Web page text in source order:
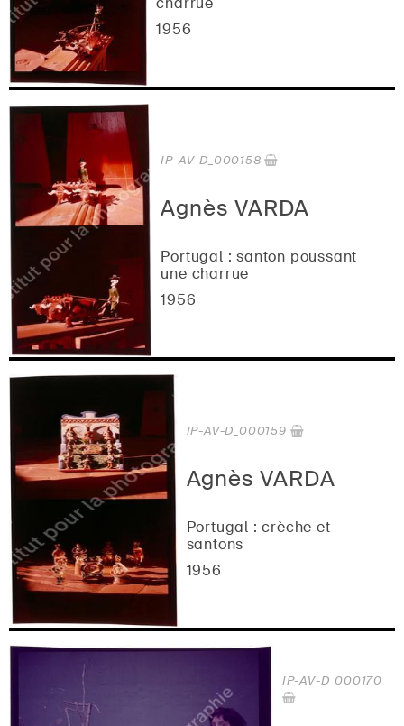
1956
Agnès VARDA
Portugal : santon poussant
une charrue
1956
IP-AV-D_000158
Agnès VARDA
Portugal : crèche et
santons
1956
IP-AV-D_000159
IP-AV-D_000170